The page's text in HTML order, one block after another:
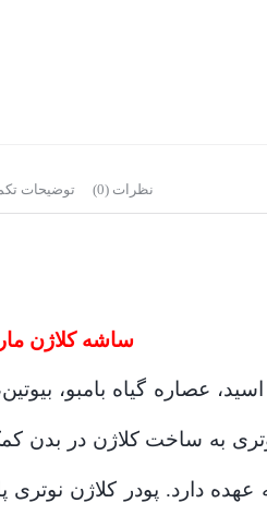
توضیحات نظرات (0)
ساشه کلاژن
عصاره گیاه بامبو،
پودر کلاژن نوتری